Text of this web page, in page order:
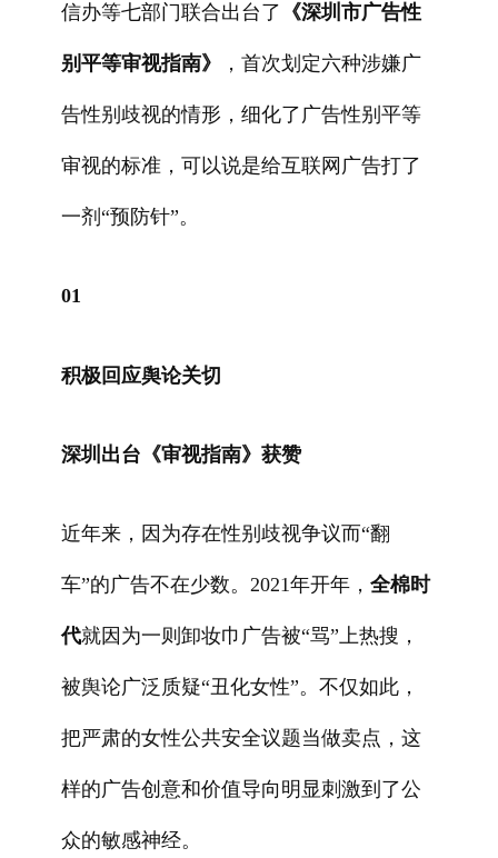
信办等七部门联合出台了 《深圳市广告性
别平等审视指南》 ，首次划定六种涉嫌广
告性别歧视的情形，细化了广告性别平等
审视的标准，可以说是给互联网广告打了
一剂“预防针”。
01
积极回应舆论关切
深圳出台《审视指南》获赞
近年来，因为存在性别歧视争议而“翻
车”的广告不在少数。2021年开年， 全棉时
代就因为一则卸妆巾广告被“骂”上热搜，
被舆论广泛质疑“丑化女性”。不仅如此，
把严肃的女性公共安全议题当做卖点，这
样的广告创意和价值导向明显刺激到了公
众的敏感神经。